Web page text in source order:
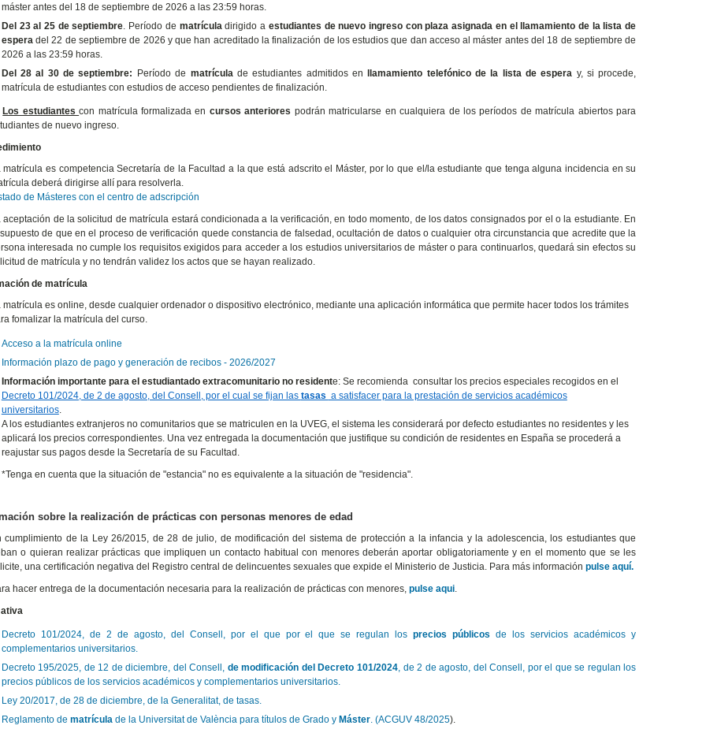
máster antes del 18 de septiembre de 2026 a las 23:59 horas.
Del 23 al 25 de septiembre. Período de matrículadirigido a estudiantes de nuevo ingreso con plaza asignada en el llamamiento de la lista de
esperadel 22 de septiembre de 2026 y que han acreditado la finalización de los estudios que dan acceso al máster antes del 18 de septiembre de
2026 a las 23:59 horas.
Del 28 al 30 de septiembre:
Período de matrícula de estudiantes admitidos en llamamiento telefónico de la lista de espera y, si procede,
matrícula de estudiantes con estudios de acceso pendientes de finalización.
Los estudiantescon matrícula formalizada en cursos anteriores podrán matricularse en cualquiera de los períodos de matrícula abiertos para
de nuevo ingreso.
matrícula es competencia Secretaría de la Facultad a la que está adscrito el Máster, por lo que el/la estudiante que tenga alguna incidencia en su
deberá dirigirse allí para resolverla.
de Másteres con el centro de adscripción
aceptación de la solicitud de matrícula estará condicionada a la verificación, en todo momento, de los datos consignados por el o la estudiante. En
de que en el proceso de verificación quede constancia de falsedad, ocultación de datos o cualquier otra circunstancia que acredite que la
interesada no cumple los requisitos exigidos para acceder a los estudios universitarios de máster o para continuarlos, quedará sin efectos su
de matrícula y no tendrán validez los actos que se hayan realizado.
de matrícula
matrícula es online, desde cualquier ordenador o dispositivo electrónico, mediante una aplicación informática que permite hacer todos los trámites
fomalizar la matrícula del curso.
Acceso a la matrícula online
Información plazo de pago y generación de recibos - 2026/2027
Información importante para el estudiantado extracomunitario no residente: Se recomienda consultar los precios especiales recogidos en el
Decreto 101/2024, de 2 de agosto, del Consell, por el cual se fijan las tasas a satisfacer para la prestación de servicios académicos
universitarios.
A los estudiantes extranjeros no comunitarios que se matriculen en la UVEG, el sistema les considerará por defecto estudiantes no residentes y les
aplicará los precios correspondientes. Una vez entregada la documentación que justifique su condición de residentes en España se procederá a
reajustar sus pagos desde la Secretaría de su Facultad.
*Tenga en cuenta que la situación de "estancia" no es equivalente a la situación de "residencia".
sobre la realización de prácticas con personas menores de edad
cumplimiento de la Ley 26/2015, de 28 de julio, de modificación del sistema de protección a la infancia y la adolescencia, los estudiantes que
o quieran realizar prácticas que impliquen un contacto habitual con menores deberán aportar obligatoriamente y en el momento que se les
una certificación negativa del Registro central de delincuentes sexuales que expide el Ministerio de Justicia. Para más información pulse aquí.
hacer entrega de la documentación necesaria para la realización de prácticas con menores, pulse aqui.
Decreto 101/2024, de 2 de agosto, del Consell, por el que por el que se regulan losprecios públicos de los servicios académicos y
complementarios universitarios.
Decreto 195/2025, de 12 de diciembre, del Consell, de modificación del Decreto 101/2024 , de 2 de agosto, del Consell, por el que se regulan los
precios públicos de los servicios académicos y complementarios universitarios.
Ley 20/2017, de 28 de diciembre, de la Generalitat, de tasas.
Reglamento de matrícula de la Universitat de València para títulos de Grado y Máster. (ACGUV 48/2025).